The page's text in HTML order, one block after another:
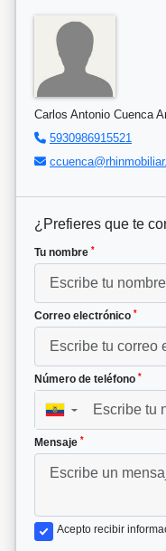
Carlos Antonio Cuenca
5930986915521
¿Prefieres que te
Tu nombre *
Correo electrónico *
Número de teléfono *
▼
Mensaje *
Acepto recibir